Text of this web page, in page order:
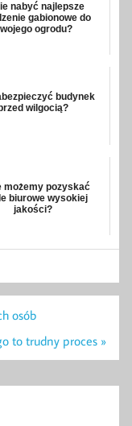
nabyć najlepsze
gabionowe do
ogrodu?
budynek
wilgocią?
możemy pozyskać
biurowe wysokiej
jakości?
osób
to trudny proces »